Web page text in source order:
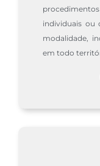
individuais ou
modalidade,
em todo